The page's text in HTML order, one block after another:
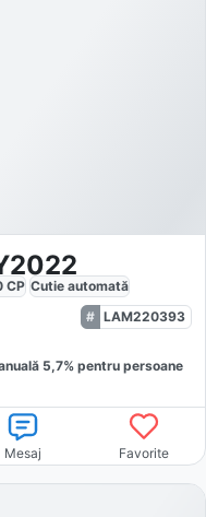
CP Cutie automată
LAM220393
5,7% pentru persoane
Mesaj Favorite